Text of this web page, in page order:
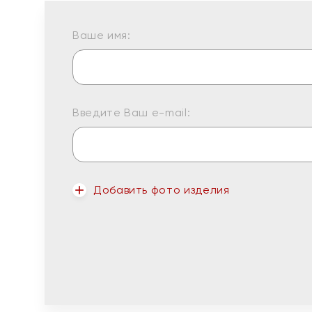
Ваше имя:
Введите Ваш e-mail:
Добавить фото изделия